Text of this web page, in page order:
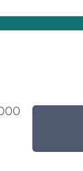
Mensal